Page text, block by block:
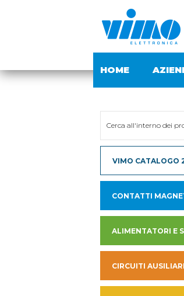
HOME
VIMO CATALOGO
CONTATTI
CIRCUITI AUSILIARI